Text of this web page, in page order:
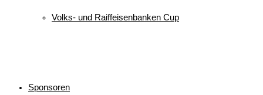
Volks- und Raiffeisenbanken Cup
Sponsoren